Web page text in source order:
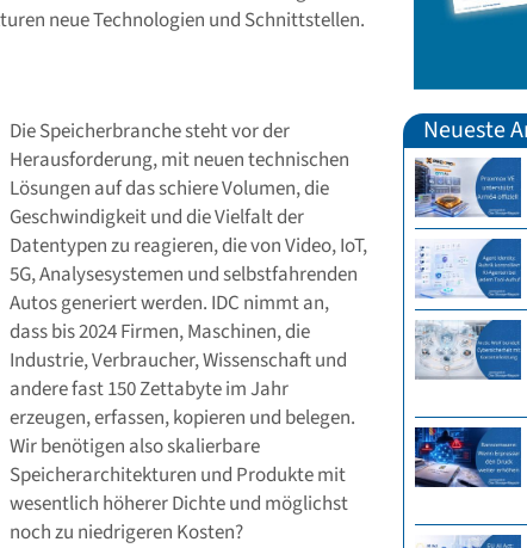
neue Technologien und Schnittstellen.
Die Speicherbranche steht vor der
Herausforderung, mit neuen technischen
Lösungen auf das schiere Volumen, die
Geschwindigkeit und die Vielfalt der
Datentypen zu reagieren, die von Video, IoT,
5G, Analysesystemen und selbstfahrenden
Autos generiert werden. IDC nimmt an,
dass bis 2024 Firmen, Maschinen, die
Industrie, Verbraucher, Wissenschaft und
andere fast 150 Zettabyte im Jahr
erzeugen, erfassen, kopieren und belegen.
Wir benötigen also skalierbare
Speicherarchitekturen und Produkte mit
wesentlich höherer Dichte und möglichst
noch zu niedrigeren Kosten?
Neueste